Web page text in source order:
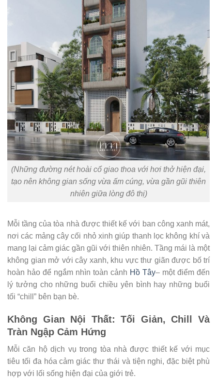
(Những đường nét hoài cổ giao thoa với hơi thở hiện đại,
tạo nên không gian sống vừa ấm cúng, vừa gần gũi thiên
nhiên giữa lòng đô thị)
Mỗi tầng của tòa nhà được thiết kế với ban công xanh mát,
nơi các mảng cây cối nhỏ xinh giúp thanh lọc không khí và
mang lại cảm giác gần gũi với thiên nhiên. Tầng mái là một
không gian mở với cây xanh, khu vực thư giãn được bố trí
hoàn hảo để ngắm nhìn toàn cảnh Hồ Tây– một điểm đến
lý tưởng cho những buổi chiều yên bình hay những buổi
tối “chill” bên bạn bè.
Không Gian Nội Thất: Tối Giản, Chill Và
Tràn Ngập Cảm Hứng
Mỗi căn hộ dịch vụ trong tòa nhà được thiết kế với mục
tiêu tối đa hóa cảm giác thư thái và tiện nghi, đặc biệt phù
hợp với lối sống hiện đại của giới trẻ.